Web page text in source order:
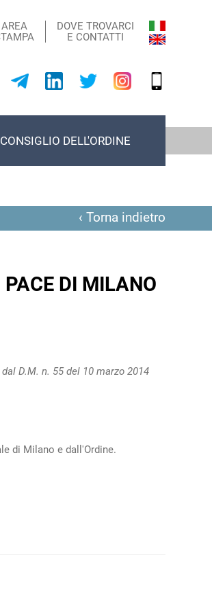
AREA
DOVE TROVARCI
E CONTATTI
CONSIGLIO DELL'ORDINE
‹ Torna indietro
DI MILANO
D.M. n. 55 del 10 marzo 2014
di Milano e dall'Ordine.